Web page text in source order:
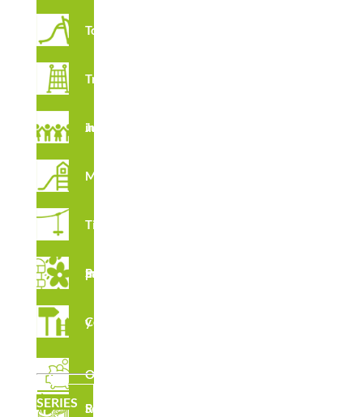
Toboganes
Trepadores
Juegos imaginativos
Multijuegos
Tirolinas
Suelos para Parques Infantiles
Complementos y vallados
Outlet
SERIES Serie Robinia